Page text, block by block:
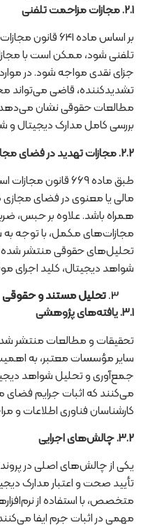
2.1. مجازات مزاحمت تلفنی
بر اساس ماده
تلفنی شود، ممکن است با
جزای نقدی مواجه شود. در
تشدیدکننده، قاضی می‌تواند
مطالعات حقوقی نشان می‌دهد
بررسی کامل مدارک دیجیتال
2.2. مجازات تهدید در فضای
طبق ماده 669
مالی یا معنوی در فضای مجازی
همراه باشد. علاوه بر حبس،
مجازات‌های مکمل، با توجه
تحلیل‌های حقوقی منتشر
شواهد دیجیتال، کلید اجرای
تحلیل مستند و حقوقی
3.1. یافته‌های پژوهشی
تحقیقات و مطالعات منتشر
سایر مؤسسات معتبر، به
جمع‌آوری و تحلیل شواهد
می‌کنند که اثبات جرایم فضای
کارشناسان فناوری اطلاعات و
3.2. چالش‌های اجرایی
یکی از چالش‌های اصلی در
تأیید صحت و اعتبار مدارک
متخصص، با استفاده از
مهمی در اثبات جرم ایفا